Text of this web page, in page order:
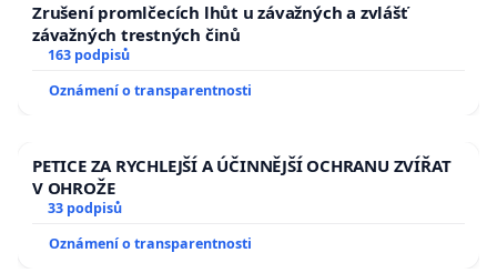
Zrušení promlčecích lhůt u závažných a zvlášť
závažných trestných činů
163 podpisů
Oznámení o transparentnosti
PETICE ZA RYCHLEJŠÍ A ÚČINNĚJŠÍ OCHRANU ZVÍŘAT
V OHROŽE
33 podpisů
Oznámení o transparentnosti